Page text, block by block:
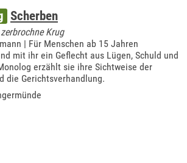
Scherben
Krug
| Für Menschen ab 15 Jahren
mit ihr ein Geflecht aus Lügen, Schuld und
erzählt sie ihre Sichtweise der
die Gerichtsverhandlung.